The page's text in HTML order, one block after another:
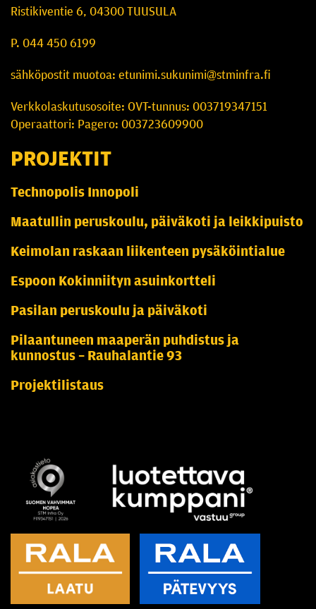
Ristikiventie 6, 04300 TUUSULA
P. 044 450 6199
sähköpostit muotoa: etunimi.sukunimi@stminfra.fi
Verkkolaskutusosoite: OVT-tunnus: 003719347151
Operaattori: Pagero: 003723609900
PROJEKTIT
Technopolis Innopoli
Maatullin peruskoulu, päiväkoti ja leikkipuisto
Keimolan raskaan liikenteen pysäköintialue
Espoon Kokinniityn asuinkortteli
Pasilan peruskoulu ja päiväkoti
Pilaantuneen maaperän puhdistus ja
kunnostus – Rauhalantie 93
Projektilistaus